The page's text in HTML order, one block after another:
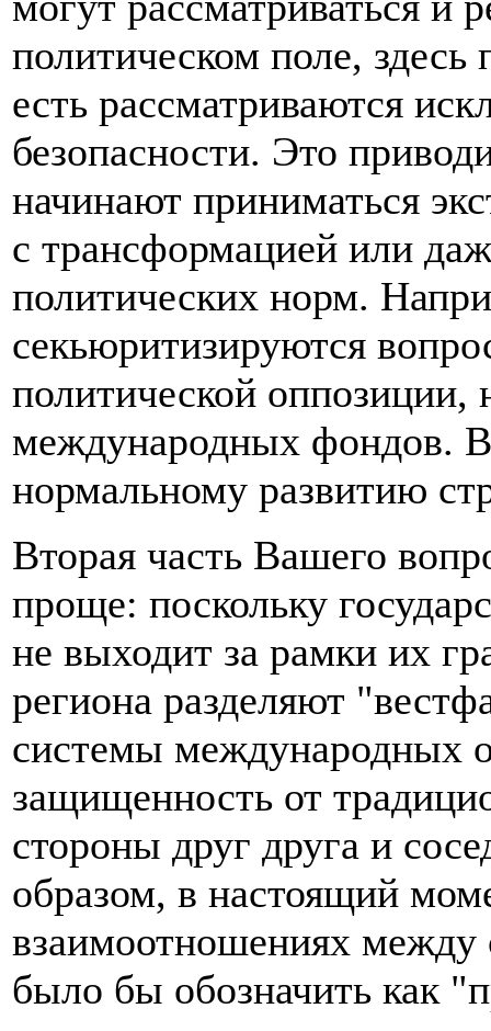
политическом поле,
есть рассматриваются
безопасности. Это
начинают приниматься
с трансформацией или
политических норм.
секьюритизируются
политической оппозиции,
международных фондов.
нормальному развитию
Вторая часть Вашего
проще: поскольку
не выходит за рамки их
региона разделяют
системы международных
защищенность от
стороны друг друга и
образом, в настоящий
взаимоотношениях
было бы обозначить как